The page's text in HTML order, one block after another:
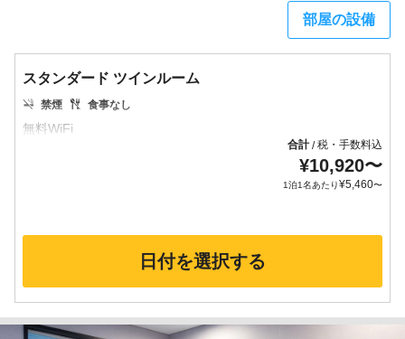
部屋の設備
スタンダード ツインルーム
禁煙 食事なし
合計/税・手数料込
¥10,920〜
1泊1名あたり¥5,460〜
日付を選択する